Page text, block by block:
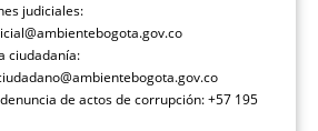
judiciales:
ciudadanía:
de actos de corrupción: +57 195